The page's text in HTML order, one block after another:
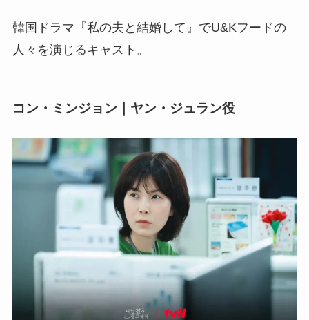
韓国ドラマ『私の夫と結婚して』でU&Kフードの
人々を演じるキャスト。
コン・ミンジョン｜ヤン・ジュラン役